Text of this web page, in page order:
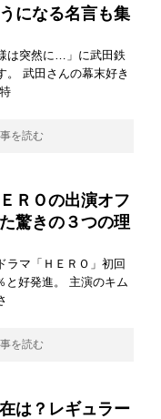
になる名言も集
は突然に…」に武田鉄
。 武田さんの幕末好き
を読む
ＲＯの出演オフ
驚きの３つの理
ラマ「ＨＥＲＯ」初回
と好発進。 主演のキム
を読む
は？レギュラー